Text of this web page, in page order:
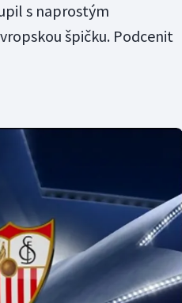
s naprostým
špičku. Podcenit